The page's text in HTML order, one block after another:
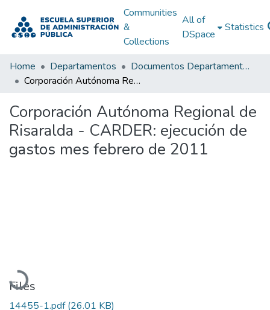
Communities
&
Collections
All of
DSpace
Statistics
Home Departamentos
Documentos Departamentales
Corporación Autónoma Regional de Risaralda - CARDER: ejecución de gastos mes febrero de 2011
Corporación Autónoma Regional de
Risaralda - CARDER: ejecución de
gastos mes febrero de 2011
Loading...
Files
14455-1.pdf(26.01 KB)